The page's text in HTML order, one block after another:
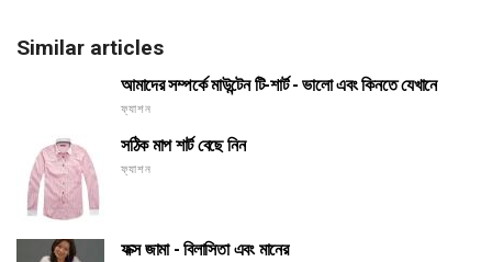
Similar articles
আমাদের সম্পর্কে মাউন্টেন টি-শার্ট - ভালো এবং কিনতে যেখানে
ফ্যাশন
সঠিক মাপ শার্ট বেছে নিন
ফ্যাশন
ফক্স জামা - বিলাসিতা এবং মানের